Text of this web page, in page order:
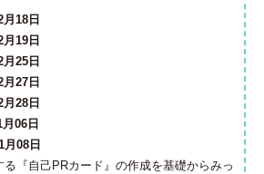
月18日
月19日
月25日
月27日
月28日
06日
月08日
『自己PRカード』の作成を基礎からみっ